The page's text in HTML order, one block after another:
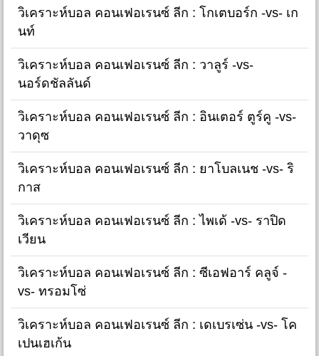
วิเคราะห์บอล คอนเฟอเรนซ์ ลีก : โกเตบอร์ก -vs- เก
นท์
วิเคราะห์บอล คอนเฟอเรนซ์ ลีก : วาลูร์ -vs-
นอร์ดชัลลันด์
วิเคราะห์บอล คอนเฟอเรนซ์ ลีก : อินเตอร์ ตูร์คู -vs-
วาดุซ
วิเคราะห์บอล คอนเฟอเรนซ์ ลีก : ยาโบลเนช -vs- ริ
กาส
วิเคราะห์บอล คอนเฟอเรนซ์ ลีก : ไพเด้ -vs- ราปิด
เวียน
วิเคราะห์บอล คอนเฟอเรนซ์ ลีก : ซีเอฟอาร์ คลูจ์ -
vs- ทรอมโซ่
วิเคราะห์บอล คอนเฟอเรนซ์ ลีก : เดเบรเซ่น -vs- โค
เปนเฮเก้น